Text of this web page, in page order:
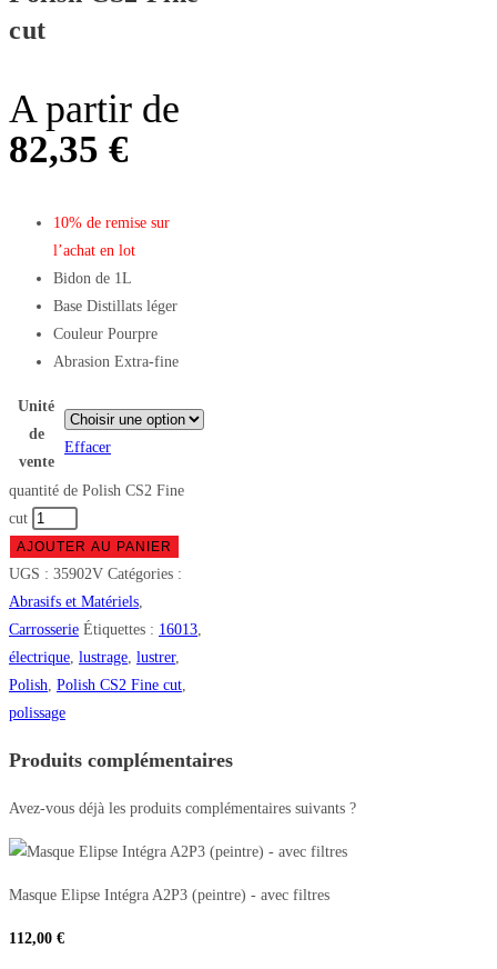
cut
A partir de
82,35 €
10% de remise sur
l’achat en lot
Bidon de 1L
Base Distillats léger
Couleur Pourpre
Abrasion Extra-fine
Unité
de
vente
Effacer
quantité de Polish CS2 Fine
cut
AJOUTER AU PANIER
UGS : 35902V Catégories :
Abrasifs et Matériels
Carrosserie Étiquettes : 16013
électrique lustrage lustrer,
Polish Polish CS2 Fine cut
polissage
Produits complémentaires
Avez-vous déjà les produits complémentaires suivants ?
Masque Elipse Intégra A2P3 (peintre) - avec filtres
112,00 €